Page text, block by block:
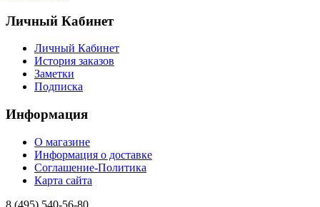
Личный Кабинет
Личный Кабинет
История заказов
Заметки
Подписка
Информация
О магазине
Информация о доставке
Соглашение-Политика
Карта сайта
8 (495) 540-56-80